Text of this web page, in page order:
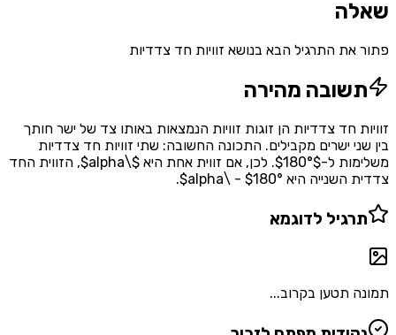
שאלה
פתור את התרגיל הבא בנושא זוויות חד צדדיות
תשובה מהירה
זוויות חד צדדיות הן זוגות זוויות הנמצאות באותו צד של ישר חותך
בין שני ישרים מקבילים. התכונה החשובה: שתי זוויות חד צדדיות
משלימות ל-$180°$. לכן, אם זווית אחת היא $\alpha$, הזווית החד
צדדית השנייה היא $180° - \alpha$.
תרגיל לדוגמא
תמונה תטען בקרוב...